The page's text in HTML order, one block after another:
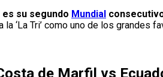
es su segundo Mundial
‘La Tri’ como uno de los grandes
de Marfil vs